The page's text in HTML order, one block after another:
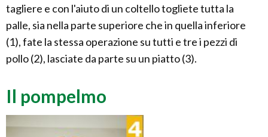
tagliere e con l'aiuto di un coltello togliete tutta la
palle, sia nella parte superiore che in quella inferiore
(1), fate la stessa operazione su tutti e tre i pezzi di
pollo (2), lasciate da parte su un piatto (3).
Il pompelmo